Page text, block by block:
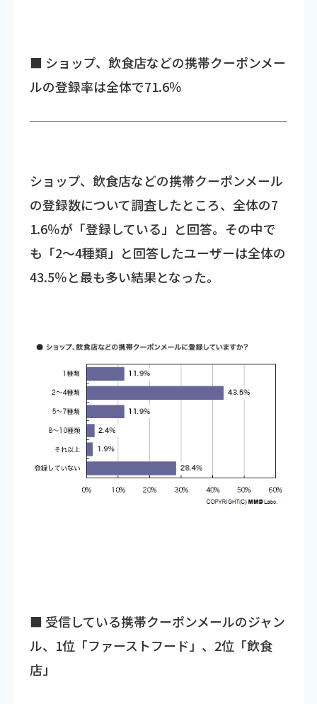
■ ショップ、飲食店などの携帯クーポンメー
ルの登録率は全体で71.6％
ショップ、飲食店などの携帯クーポンメール
の登録数について調査したところ、全体の7
1.6％が「登録している」と回答。その中で
も「2～4種類」と回答したユーザーは全体の
43.5％と最も多い結果となった。
■ 受信している携帯クーポンメールのジャン
ル、1位「ファーストフード」、2位「飲食
店」